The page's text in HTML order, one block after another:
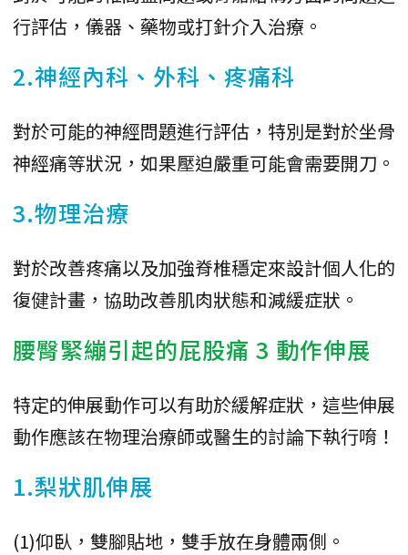
行評估，儀器、藥物或打針介入治療。
2.神經內科、外科、疼痛科
對於可能的神經問題進行評估，特別是對於坐骨
神經痛等狀況，如果壓迫嚴重可能會需要開刀。
3.物理治療
對於改善疼痛以及加強脊椎穩定來設計個人化的
復健計畫，協助改善肌肉狀態和減緩症狀。
腰臀緊繃引起的屁股痛 3 動作伸展
特定的伸展動作可以有助於緩解症狀，這些伸展
動作應該在物理治療師或醫生的討論下執行唷！
1.梨狀肌伸展
(1)仰臥，雙腳貼地，雙手放在身體兩側。